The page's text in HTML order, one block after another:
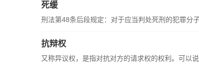
死缓
刑法第48条后段规定：对于应当判处死刑的犯罪分
抗辩权
又称异议权，是指对抗对方的请求权的权利。可以说